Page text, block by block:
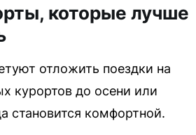
которые лучше
отложить поездки на
курортов до осени или
становится комфортной.